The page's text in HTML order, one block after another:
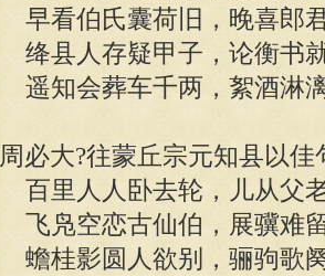
早看伯氏囊荷旧，晚喜郎
绛县人存疑甲子，论衡书
遥知会葬车千两，絮酒淋
周必大?往蒙丘宗元知县以
百里人人卧去轮，儿从父
飞凫空恋古仙伯，展骥难
蟾桂影圆人欲别，骊驹歌